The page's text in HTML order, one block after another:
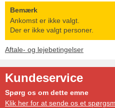
Bemærk
Ankomst er ikke valgt.
Der er ikke valgt personer.
Aftale- og lejebetingelser
Kundeservice
Spørg os om dette emne
Klik her for at sende os et